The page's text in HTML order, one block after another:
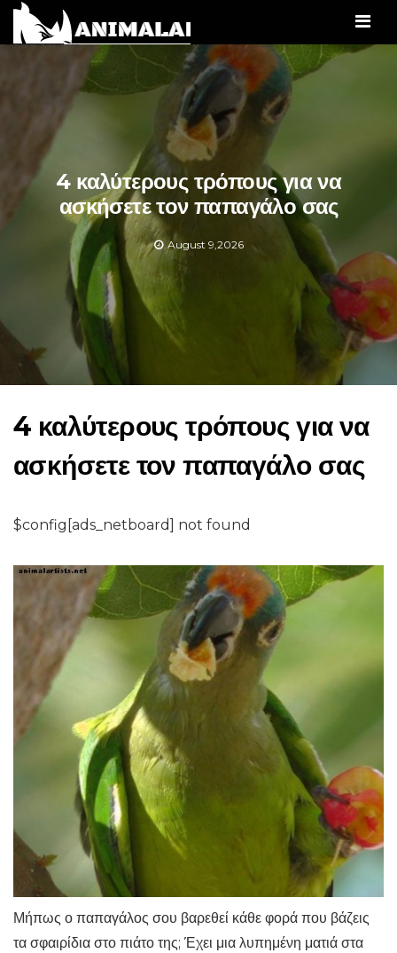
4 καλύτερους τρόπους για να
ασκήσετε τον παπαγάλο σας
August 9,2026
4 καλύτερους τρόπους για να
ασκήσετε τον παπαγάλο σας
$config[ads_netboard] not found
Μήπως ο παπαγάλος σου βαρεθεί κάθε φορά που βάζεις
τα σφαιρίδια στο πιάτο της; Έχει μια λυπημένη ματιά στα